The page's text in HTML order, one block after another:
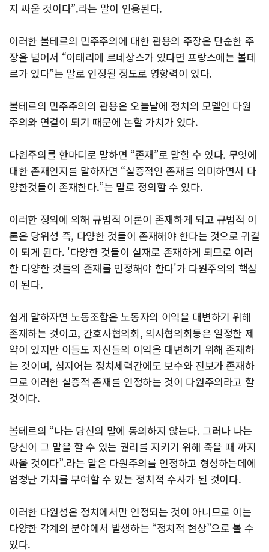
지 싸울 것이다”.라는 말이 인용된다.
이러한 볼테르의 민주주의에 대한 관용의 주장은 단순한 주
장을 넘어서 “이태리에 르네상스가 있다면 프랑스에는 볼테
르가 있다”는 말로 인정될 정도로 영향력이 있다.
볼테르의 민주주의의 관용은 오늘날에 정치의 모델인 다원
주의와 연결이 되기 때문에 논할 가치가 있다.
다원주의를 한마디로 말하면 “존재”로 말할 수 있다. 무엇에
대한 존재인지를 말하자면 “실증적인 존재를 의미하면서 다
양한것들이 존재한다.”는 말로 정의할 수 있다.
이러한 정의에 의해 규범적 이론이 존재하게 되고 규범적 이
론은 당위성 즉, 다양한 것들이 존재해야 한다는 것으로 귀결
이 되게 된다. '다양한 것들이 실재로 존재하게 되므로 이러
한 다양한 것들의 존재를 인정해야 한다'가 다원주의의 핵심
이 된다.
쉽게 말하자면 노동조합은 노동자의 이익을 대변하기 위해
존재하는 것이고, 간호사협의회, 의사협의회등은 일정한 제
약이 있지만 이들도 자신들의 이익을 대변하기 위해 존재하
는 것이며, 심지어는 정치세력간에도 보수와 진보가 존재하
므로 이러한 실증적 존재를 인정하는 것이 다원주의라고 할
것이다.
볼테르의 “나는 당신의 말에 동의하지 않는다. 그러나 나는
당신이 그 말을 할 수 있는 권리를 지키기 위해 죽을 때 까지
싸울 것이다”.라는 말은 다원주의를 인정하고 형성하는데에
엄청난 가치를 부여할 수 있는 정치적 수사가 된 것이다.
이러한 다원성은 정치에서만 인정되는 것이 아니므로 이는
다양한 각계의 분야에서 발생하는 “정치적 현상”으로 볼 수
있다.